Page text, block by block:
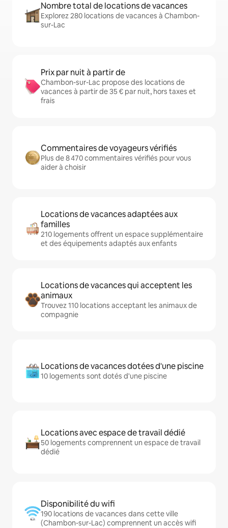
Nombre total de locations de vacances
Explorez 280 locations de vacances à Chambon-
sur-Lac
Prix par nuit à partir de
Chambon-sur-Lac propose des locations de
vacances à partir de 35 € par nuit, hors taxes et
frais
Commentaires de voyageurs vérifiés
Plus de 8 470 commentaires vérifiés pour vous
aider à choisir
Locations de vacances adaptées aux
familles
210 logements offrent un espace supplémentaire
et des équipements adaptés aux enfants
Locations de vacances qui acceptent les
animaux
Trouvez 110 locations acceptant les animaux de
compagnie
Locations de vacances dotées d'une piscine
10 logements sont dotés d'une piscine
Locations avec espace de travail dédié
50 logements comprennent un espace de travail
dédié
Disponibilité du wifi
190 locations de vacances dans cette ville
(Chambon-sur-Lac) comprennent un accès wifi